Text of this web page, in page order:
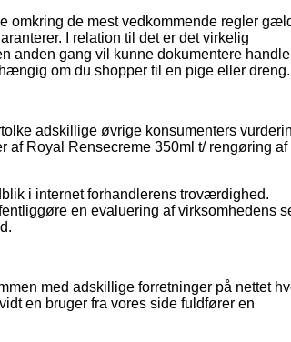
omkring de mest vedkommende regler
I relation til det er det virkelig
anden gang vil kunne dokumentere
om du shopper til en pige eller dreng.
adskillige øvrige konsumenters
af Royal Rensecreme 350ml t/ rengøring af
i internet forhandlerens troværdighed.
en evaluering af virksomhedens
med adskillige forretninger på nettet
en bruger fra vores side fuldfører en